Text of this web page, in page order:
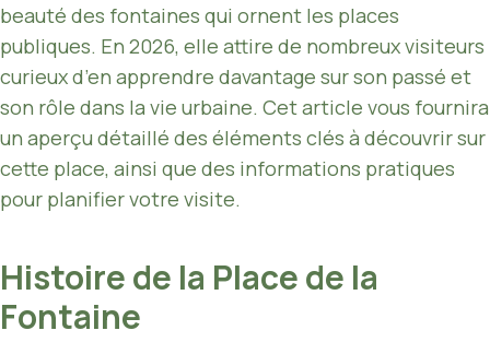
beauté des fontaines qui ornent les places
publiques. En 2026, elle attire de nombreux visiteurs
curieux d’en apprendre davantage sur son passé et
son rôle dans la vie urbaine. Cet article vous fournira
un aperçu détaillé des éléments clés à découvrir sur
cette place, ainsi que des informations pratiques
pour planifier votre visite.
Histoire de la Place de la
Fontaine